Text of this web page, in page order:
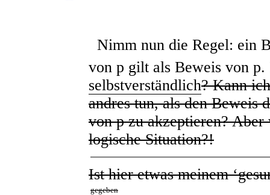
Nimm nun die Regel: ein
von p gilt als Beweis von p.
selbstverständlich? Kann
andres tun, als den Beweis
vonpzu akzeptieren? Aber
logische Situation?!
Ist hier etwas meinem
gegeben